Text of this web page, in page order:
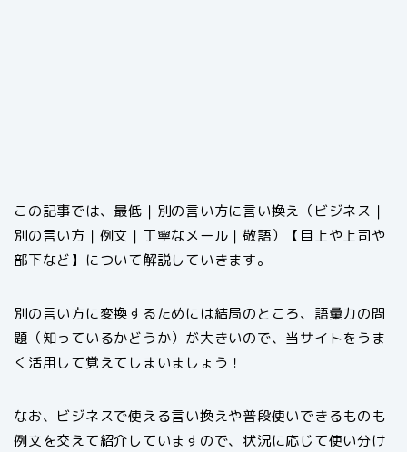
この記事では、最低｜別の言い方に言い換え（ビジネス｜
別の言い方｜例文｜丁寧なメール｜敬語）【目上や上司や
部下など】について解説していきます。
別の言い方に変換するためには結局のところ、語彙力の問
題（知っているかどうか）が大きいので、当サイトをうま
く活用して覚えてしまいましょう！
なお、ビジネスで使える言い換えや普段使いできるものも
例文を交えて紹介していますので、状況に応じて使い分け